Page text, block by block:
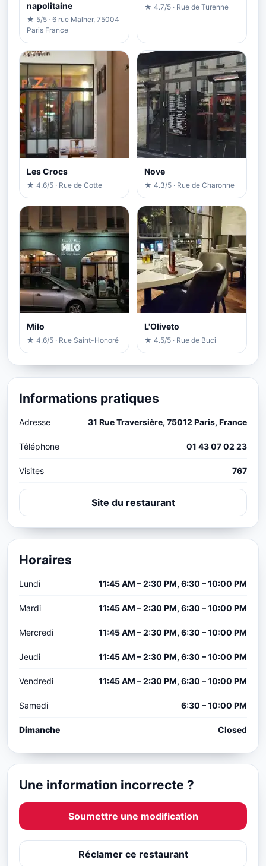
napolitaine
★ 5/5 · 6 rue Malher, 75004
Paris France
★ 4.7/5 · Rue de Turenne
Les Crocs
★ 4.6/5 · Rue de Cotte
Nove
★ 4.3/5 · Rue de Charonne
Milo
★ 4.6/5 · Rue Saint-Honoré
L'Oliveto
★ 4.5/5 · Rue de Buci
Informations pratiques
Adresse 31 Rue Traversière, 75012 Paris, France
Téléphone 01 43 07 02 23
Visites 767
Site du restaurant
Horaires
Lundi 11:45 AM – 2:30 PM, 6:30 – 10:00 PM
Mardi 11:45 AM – 2:30 PM, 6:30 – 10:00 PM
Mercredi 11:45 AM – 2:30 PM, 6:30 – 10:00 PM
Jeudi 11:45 AM – 2:30 PM, 6:30 – 10:00 PM
Vendredi 11:45 AM – 2:30 PM, 6:30 – 10:00 PM
Samedi 6:30 – 10:00 PM
Dimanche Closed
Une information incorrecte ?
Soumettre une modification
Réclamer ce restaurant